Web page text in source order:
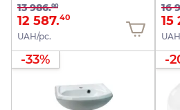
13 986.00
12 587.40
UAH/pc.
16
15
-33% -